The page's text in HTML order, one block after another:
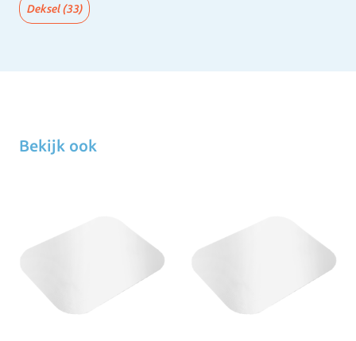
Deksel(33)
Bekijk ook